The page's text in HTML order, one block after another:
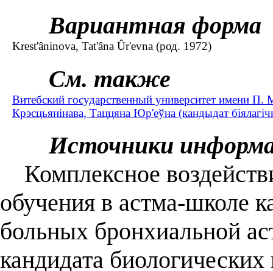
Вариантная форма
Krest'âninova, Tat'âna Ûr'evna (род. 1972)
См. также
Витебский государственный университет имени
Крэсцьянінава, Таццяна Юр'еўна (кандыдат
Источники
Комплексное
обучения в астма-школе
больных бронхиальной
кандидата